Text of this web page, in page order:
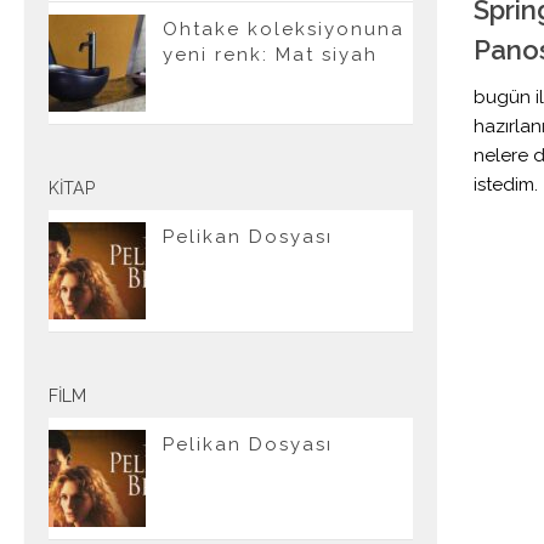
bugün
nelere
istedim.
Ohtake koleksiyonuna
yeni renk: Mat siyah
KITAP
Pelikan Dosyası
FILM
Pelikan Dosyası